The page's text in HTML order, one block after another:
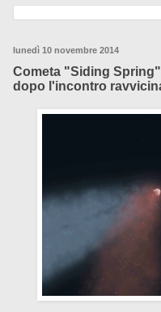
lunedì 10 novembre 2014
Cometa "Siding
dopo l'incontro